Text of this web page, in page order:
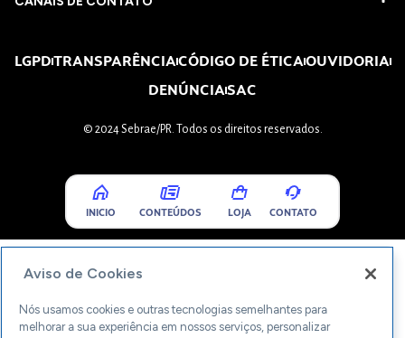
LGPDTRANSPARÊNCIACÓDIGO DE ÉTICAOUVIDORIA
DENÚNCIASAC
© 2024 Sebrae/PR. Todos os direitos reservados.
INICIO CONTEÚDOS LOJA CONTATO
Aviso de Cookies
Nós usamos cookies e outras tecnologias semelhantes para
melhorar a sua experiência em nossos serviços, personalizar